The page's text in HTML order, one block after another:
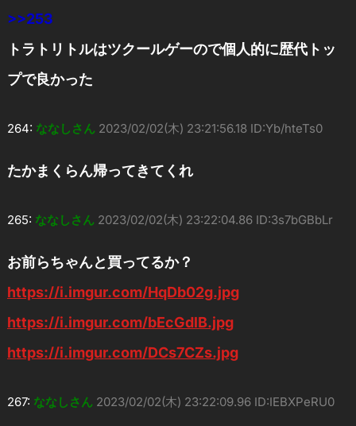
>>253
トラトリトルはツクールゲーので個人的に歴代トッ
プで良かった
264: ななしさん 2023/02/02(木) 23:21:56.18 ID:Yb/hteTs0
たかまくらん帰ってきてくれ
265: ななしさん 2023/02/02(木) 23:22:04.86 ID:3s7bGBbLr
お前らちゃんと買ってるか？
https://i.imgur.com/HqDb02g.jpg
https://i.imgur.com/bEcGdlB.jpg
https://i.imgur.com/DCs7CZs.jpg
267: ななしさん 2023/02/02(木) 23:22:09.96 ID:IEBXPeRU0